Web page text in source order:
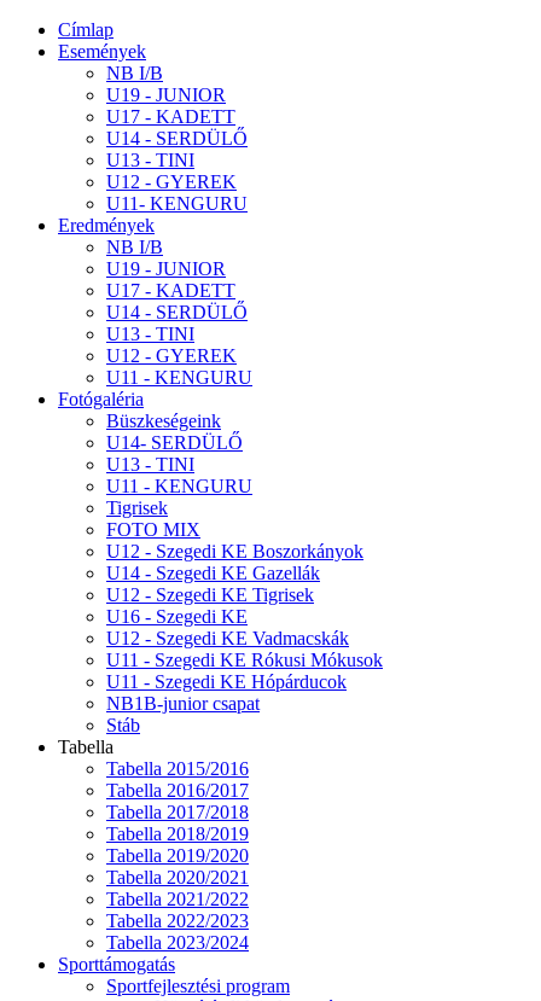
Címlap
Események
NB I/B
U19 - JUNIOR
U17 - KADETT
U14 - SERDÜLŐ
U13 - TINI
U12 - GYEREK
U11- KENGURU
Eredmények
NB I/B
U19 - JUNIOR
U17 - KADETT
U14 - SERDÜLŐ
U13 - TINI
U12 - GYEREK
U11 - KENGURU
Fotógaléria
Büszkeségeink
U14- SERDÜLŐ
U13 - TINI
U11 - KENGURU
Tigrisek
FOTO MIX
U12 - Szegedi KE Boszorkányok
U14 - Szegedi KE Gazellák
U12 - Szegedi KE Tigrisek
U16 - Szegedi KE
U12 - Szegedi KE Vadmacskák
U11 - Szegedi KE Rókusi Mókusok
U11 - Szegedi KE Hópárducok
NB1B-junior csapat
Stáb
Tabella
Tabella 2015/2016
Tabella 2016/2017
Tabella 2017/2018
Tabella 2018/2019
Tabella 2019/2020
Tabella 2020/2021
Tabella 2021/2022
Tabella 2022/2023
Tabella 2023/2024
Sporttámogatás
Sportfejlesztési program